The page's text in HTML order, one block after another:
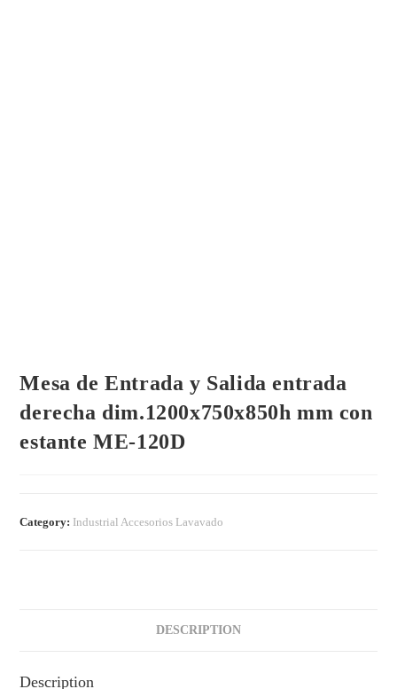
Mesa de Entrada y Salida entrada
derecha dim.1200x750x850h mm con
estante ME-120D
Category: Industrial Accesorios Lavavado
DESCRIPTION
Description